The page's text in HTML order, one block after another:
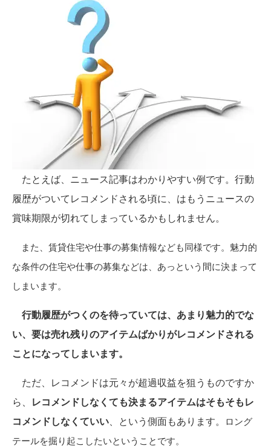
たとえば、ニュース記事はわかりやすい例です。行動
履歴がついてレコメンドされる頃に、はもうニュースの
賞味期限が切れてしまっているかもしれません。
また、賃貸住宅や仕事の募集情報なども同様です。魅力的
な条件の住宅や仕事の募集などは、あっという間に決まって
しまいます。
行動履歴がつくのを待っていては、あまり魅力的でな
い、要は売れ残りのアイテムばかりがレコメンドされる
ことになってしまいます。
ただ、レコメンドは元々が超過収益を狙うものですか
ら、 レコメンドしなくても決まるアイテムはそもそもレ
コメンドしなくていい、という側面もあります。
ロング
テールを掘り起こしたいということです。